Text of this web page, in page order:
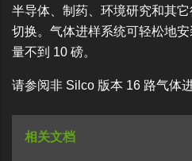
半导体、制药、环境研究和其
切换。气体进样系统可轻松地
量不到 10 磅。
请参阅非 Silco 版本 16 路气体
相关文档